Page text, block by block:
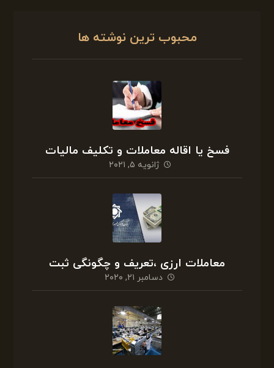
محبوب ترین نوشته ها
فسخ یا اقاله معاملات و تکلیف مالیات
ژانویه ۵, ۲۰۲۱
معاملات ارزی ،تعریف و چگونگی ثبت
دسامبر ۲۱, ۲۰۲۰